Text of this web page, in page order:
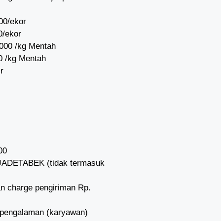
ekor
ekor
/kg Mentah
/kg Mentah
(tidak termasuk
charge pengiriman Rp.
(karyawan)